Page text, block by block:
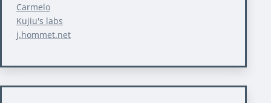
Carmelo
Kujiu's labs
j.hommet.net